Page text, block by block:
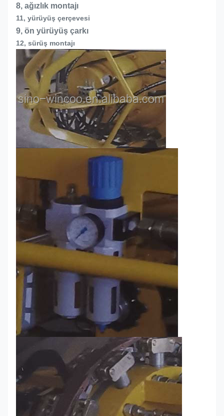
8, ağızlık montajı
11, yürüyüş çerçevesi
9, ön yürüyüş çarkı
12, sürüş montajı